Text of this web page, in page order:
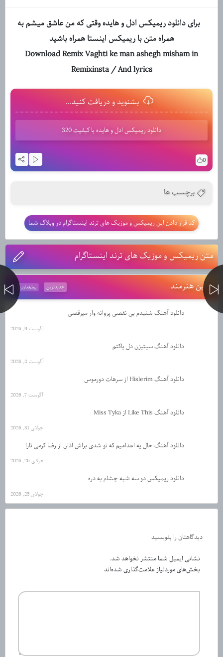
برای دانلود ریمیکس ادل و هایده وقتی که من عاشق میشم به
همراه متن با ریمیکس اینستا همراه باشید
Download Remix Vaghti ke man ashegh misham in
Remixinsta / And lyrics
بشنوید و دریافت کنید...
دانلود ریمیکس ادل و هایده با کیفیت 320
0
برچسب ها
کد قرار دادن این ریمیکس و موزیک های ترند اینستاگرام در وبلاگ شما
متن ریمیکس و موزیک های ترند اینستاگرام
از این هنرمند پرطرفدارترین جدیدترین
دانلود آهنگ شنیدم بی نقصی پروانه وار میرقصی
آگوست 9, 2026
دانلود آهنگ سیتیزن دل پاکتم
آگوست 8, 2026
دانلود آهنگ Hislerim از سرهات دورموس
آگوست 7, 2026
دانلود آهنگ Like This از Miss Tyka
جولای 31, 2026
دانلود آهنگ حال یه اعدامیم که تو شدی براش اذان از رضا کرمی تارا
جولای 26, 2026
دانلود ریمیکس دو سه شبه چشام به دره
جولای 25, 2026
دیدگاهتان را بنویسید
نشانی ایمیل شما منتشر نخواهد شد.
بخش‌های موردنیاز علامت‌گذاری شده‌اند